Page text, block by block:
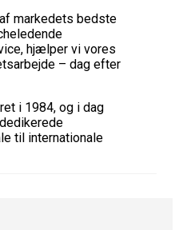
markedets bedste
hjælper vi vores
– dag efter
i 1984, og i dag
til internationale